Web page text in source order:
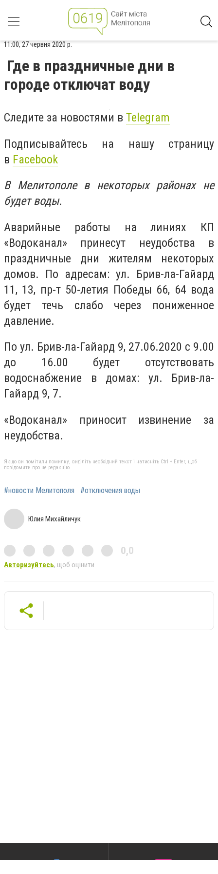
11:00, 27 червня 2020 р.
Где в праздничные дни в
городе отключат воду
Следите за новостями в Telegram
Подписывайтесь на нашу страницу
в Facebook
В Мелитополе в некоторых районах не
будет воды.
Аварийные работы на линиях КП
«Водоканал» принесут неудобства в
праздничные дни жителям некоторых
домов. По адресам: ул. Брив-ла-Гайард
11, 13, пр-т 50-летия Победы 66, 64 вода
будет течь слабо через пониженное
давление.
По ул. Брив-ла-Гайард 9, 27.06.2020 с 9.00
до 16.00 будет отсутствовать
водоснабжение в домах: ул. Брив-ла-
Гайард 9, 7.
«Водоканал» приносит извинение за
неудобства.
Якщо ви помітили помилку, виділіть необхідний текст і натисніть Ctrl + Enter, щоб
повідомити про це редакцію
#новости Мелитополя #отключения воды
Юлия Михайличук
0,0
Авторизуйтесь, щоб оцінити